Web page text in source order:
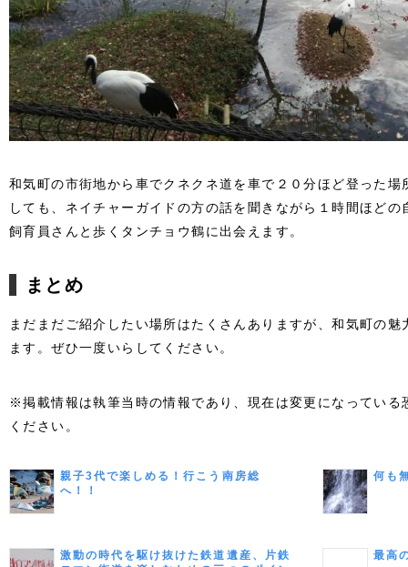
和気町の市街地から車でクネクネ道を車で２０分ほど登った
しても、ネイチャーガイドの方の話を聞きながら１時間ほど
飼育員さんと歩くタンチョウ鶴に出会えます。
まとめ
まだまだご紹介したい場所はたくさんありますが、和気町の
ます。ぜひ一度いらしてください。
※掲載情報は執筆当時の情報であり、現在は変更になっている
ください。
親子3代で楽しめる！行こう南房総
へ！！
何も
激動の時代を駆け抜けた鉄道遺産、片鉄
最高